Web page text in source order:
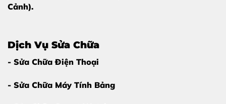
Cảnh).
Dịch Vụ Sửa Chữa
- Sửa Chữa Điện Thoại
- Sửa Chữa Máy Tính Bảng